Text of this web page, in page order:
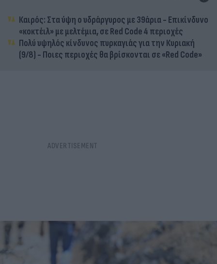
Καιρός: Στα ύψη ο υδράργυρος με 39άρια - Επικίνδυνο
«κοκτέιλ» με μελτέμια, σε Red Code 4 περιοχές
Πολύ υψηλός κίνδυνος πυρκαγιάς για την Κυριακή
(9/8) - Ποιες περιοχές θα βρίσκονται σε «Red Code»